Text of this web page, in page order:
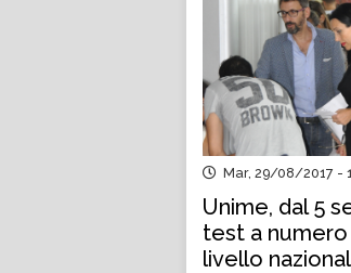
Mar, 29/08/2017 -
Unime, dal 5
test a
livello